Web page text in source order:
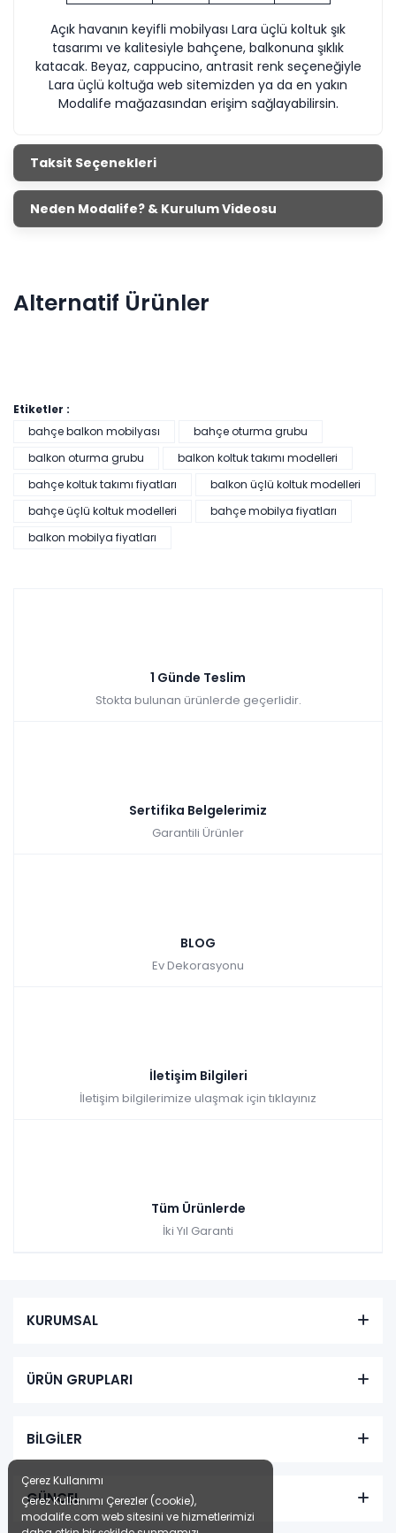
Açık havanın keyifli mobilyası Lara üçlü koltuk şık
tasarımı ve kalitesiyle bahçene, balkonuna şıklık
katacak. Beyaz, cappucino, antrasit renk seçeneğiyle
Lara üçlü koltuğa web sitemizden ya da en yakın
Modalife mağazasından erişim sağlayabilirsin.
Taksit Seçenekleri
Neden Modalife? & Kurulum Videosu
Alternatif Ürünler
Lara Bahçe-Balkon Köşe Takımı
Renkler yükleniyor…
Etiketler :
bahçe balkon mobilyası
bahçe oturma grubu
balkon oturma grubu
balkon koltuk takımı modelleri
bahçe koltuk takımı fiyatları
balkon üçlü koltuk modelleri
bahçe üçlü koltuk modelleri
bahçe mobilya fiyatları
balkon mobilya fiyatları
1 Günde Teslim
Stokta bulunan ürünlerde geçerlidir.
Sertifika Belgelerimiz
Garantili Ürünler
BLOG
Ev Dekorasyonu
İletişim Bilgileri
İletişim bilgilerimize ulaşmak için tıklayınız
Tüm Ürünlerde
İki Yıl Garanti
KURUMSAL
ÜRÜN GRUPLARI
BİLGİLER
GÜNCEL
Çerez Kullanımı
Çerez Kullanımı Çerezler (cookie),
modalife.com web sitesini ve hizmetlerimizi